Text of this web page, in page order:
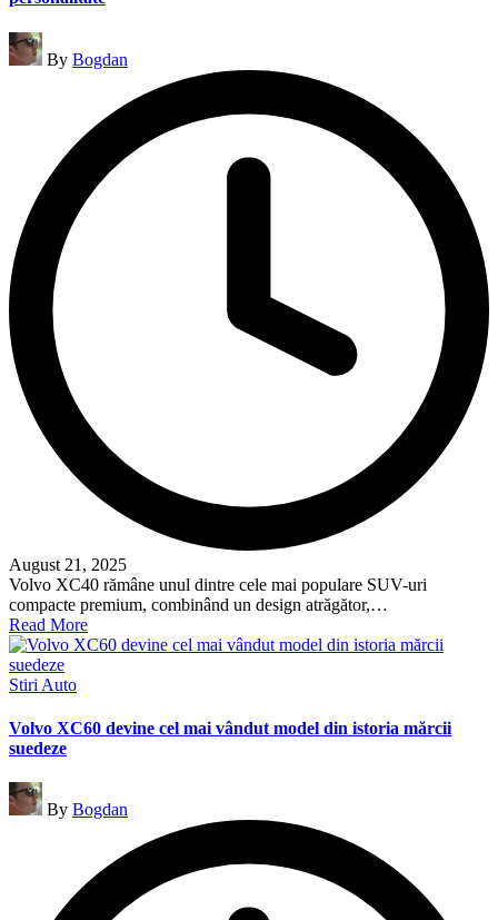
Posted
by
By Bogdan
August 21, 2025
Volvo XC40 rămâne unul dintre cele mai populare SUV-uri
compacte premium, combinând un design atrăgător,…
Read More
Posted
Stiri Auto
Volvo XC60 devine cel mai vândut model din istoria mărcii
suedeze
Posted
by
By Bogdan